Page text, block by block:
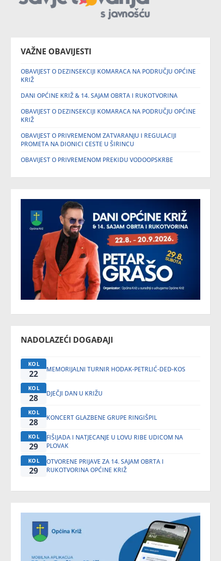
VAŽNE OBAVIJESTI
OBAVIJEST O DEZINSEKCIJI KOMARACA NA PODRUČJU OPĆINE
KRIŽ
DANI OPĆINE KRIŽ & 14. SAJAM OBRTA I RUKOTVORINA
OBAVIJEST O DEZINSEKCIJI KOMARACA NA PODRUČJU OPĆINE
KRIŽ
OBAVIJEST O PRIVREMENOM ZATVARANJU I REGULACIJI
PROMETA NA DIONICI CESTE U ŠIRINCU
OBAVIJEST O PRIVREMENOM PREKIDU VODOOPSKRBE
NADOLAZEĆI DOGAĐAJI
KOL
22 MEMORIJALNI TURNIR HODAK-PETRLIĆ-DED-KOS
KOL
28 DJEČJI DAN U KRIŽU
KOL
28 KONCERT GLAZBENE GRUPE RINGIŠPIL
KOL
29
FIŠIJADA I NATJECANJE U LOVU RIBE UDICOM NA
PLOVAK
KOL
29
OTVORENE PRIJAVE ZA 14. SAJAM OBRTA I
RUKOTVORINA OPĆINE KRIŽ